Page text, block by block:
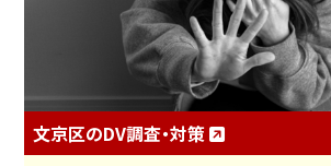
文京区のDV調査・対策